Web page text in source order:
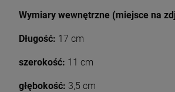
Wymiary wewnętrzne (miejsce na
Długość: 17 cm
szerokość: 11 cm
głębokość: 3,5 cm